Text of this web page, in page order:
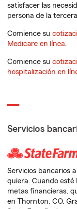
satisfacer las
persona de la
Comience su
Medicare en línea.
Comience su
hospitalización en
Servicios
Servicios bancarios
quiera. Cuando esté
metas financieras,
en Thornton, CO.